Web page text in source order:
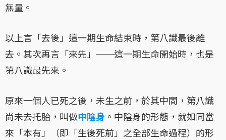
無量。
以上言「去後」這一期生命結束時，第八識最後離
去。其次再言「來先」──這一期生命開始時，也是
第八識最先來。
原來一個人已死之後，未生之前，於其中間，第八識
尚未去托胎，叫做中陰身 。中陰身的形態，就如同當
來「本有」（即「生後死前」之全部生命過程）的形